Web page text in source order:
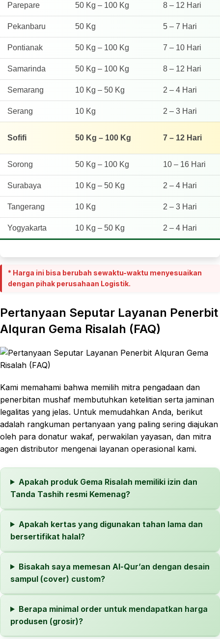
Parepare 50 Kg – 100 Kg 8 – 12 Hari
Pekanbaru 50 Kg 5 – 7 Hari
Pontianak 50 Kg – 100 Kg 7 – 10 Hari
Samarinda 50 Kg – 100 Kg 8 – 12 Hari
Semarang 10 Kg – 50 Kg 2 – 4 Hari
Serang 10 Kg 2 – 3 Hari
Sofifi 50 Kg – 100 Kg 7 – 12 Hari
Sorong 50 Kg – 100 Kg 10 – 16 Hari
Surabaya 10 Kg – 50 Kg 2 – 4 Hari
Tangerang 10 Kg 2 – 3 Hari
Yogyakarta 10 Kg – 50 Kg 2 – 4 Hari
* Harga ini bisa berubah sewaktu-waktu menyesuaikan
dengan pihak perusahaan Logistik.
Pertanyaan Seputar Layanan Penerbit
Alquran Gema Risalah (FAQ)
Kami memahami bahwa memilih mitra pengadaan dan
penerbitan mushaf membutuhkan ketelitian serta jaminan
legalitas yang jelas. Untuk memudahkan Anda, berikut
adalah rangkuman pertanyaan yang paling sering diajukan
oleh para donatur wakaf, perwakilan yayasan, dan mitra
agen distributor mengenai layanan operasional kami.
Apakah produk Gema Risalah memiliki izin dan
Tanda Tashih resmi Kemenag?
Apakah kertas yang digunakan tahan lama dan
bersertifikat halal?
Bisakah saya memesan Al-Qur’an dengan desain
sampul (cover) custom?
Berapa minimal order untuk mendapatkan harga
produsen (grosir)?